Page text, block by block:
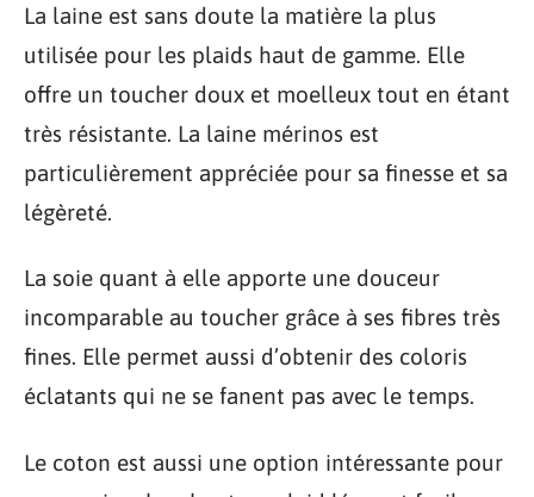
La laine est sans doute la matière la plus
utilisée pour les plaids haut de gamme. Elle
offre un toucher doux et moelleux tout en étant
très résistante. La laine mérinos est
particulièrement appréciée pour sa finesse et sa
légèreté.
La soie quant à elle apporte une douceur
incomparable au toucher grâce à ses fibres très
fines. Elle permet aussi d’obtenir des coloris
éclatants qui ne se fanent pas avec le temps.
Le coton est aussi une option intéressante pour